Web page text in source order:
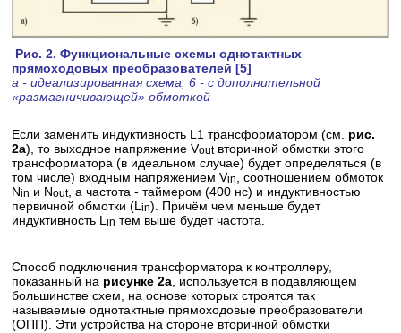
Рис. 2. Функциональные схемы однотактных
прямоходовых преобразователей [5]
а - идеализированная схема, 6 - с дополнительной
«размагничивающей» обмоткой
Если заменить индуктивность L1 трансформатором (см. рис.
2а), то выходное напряжение Voutвторичной обмотки этого
трансформатора (в идеальном случае) будет определяться (в
том числе) входным напряжением Vin, соотношением обмоток
Nin и Nout, а частота - таймером (400 нc) и индуктивностью
первичной обмотки (Lin). Причём чем меньше будет
индуктивность Lin тем выше будет частота.
Способ подключения трансформатора к контроллеру,
показанный на рисунке 2а, используется в подавляющем
большинстве схем, на основе которых строятся так
называемые однотактные прямоходовые преобразователи
(ОПП). Эти устройства на стороне вторичной обмотки